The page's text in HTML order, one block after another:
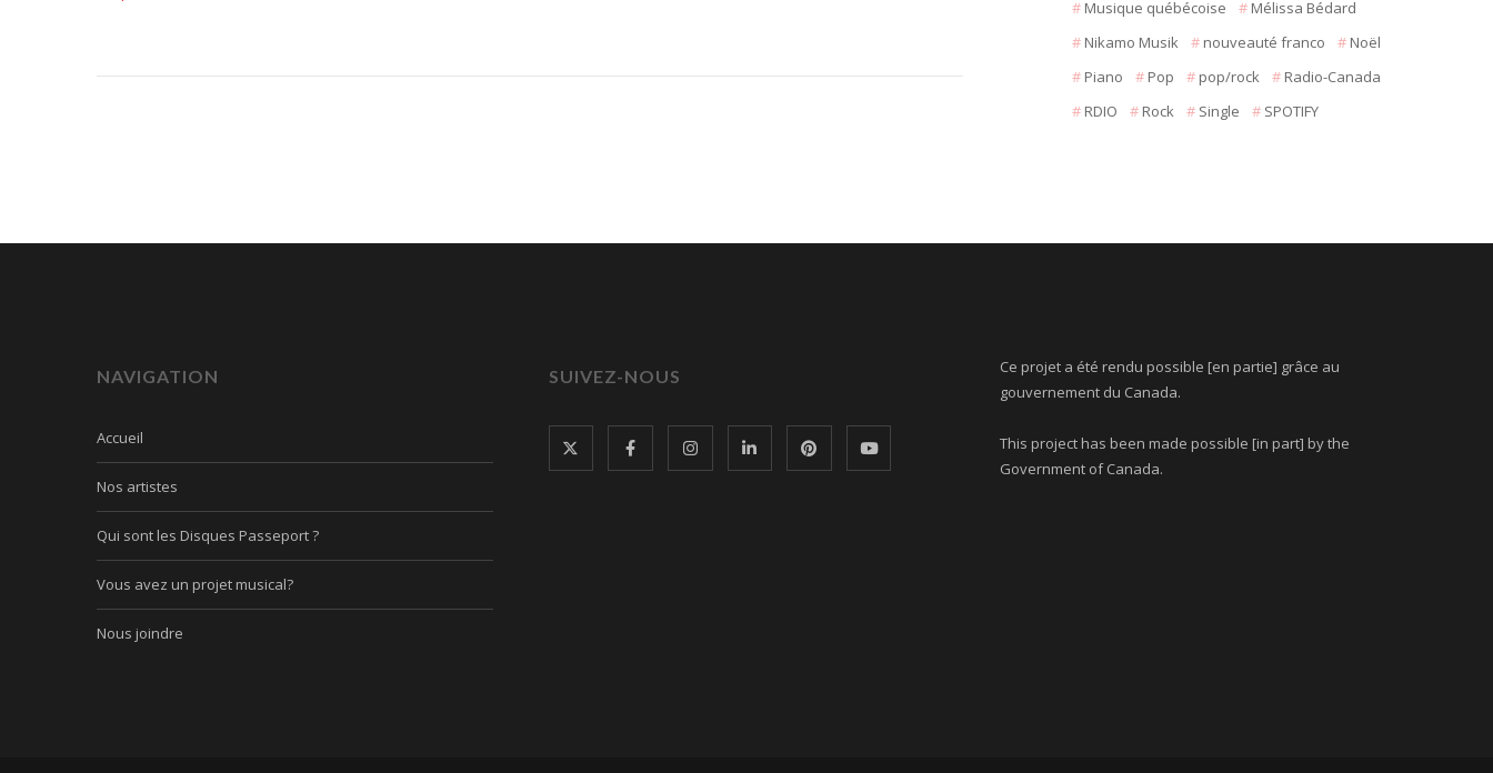
Musique québécoise
Mélissa Bédard
Nikamo Musik
nouveauté franco
Noël
Piano
Pop pop/rock
Radio-Canada
RDIO
Rock Single SPOTIFY
NAVIGATION
Accueil
Nos artistes
Qui sont les Disques Passeport ?
Vous avez un projet musical?
Nous joindre
SUIVEZ-NOUS
Ce projet a été rendu possible [en partie] grâce au
gouvernement du Canada.
This project has been made possible [in part] by the
Government of Canada.